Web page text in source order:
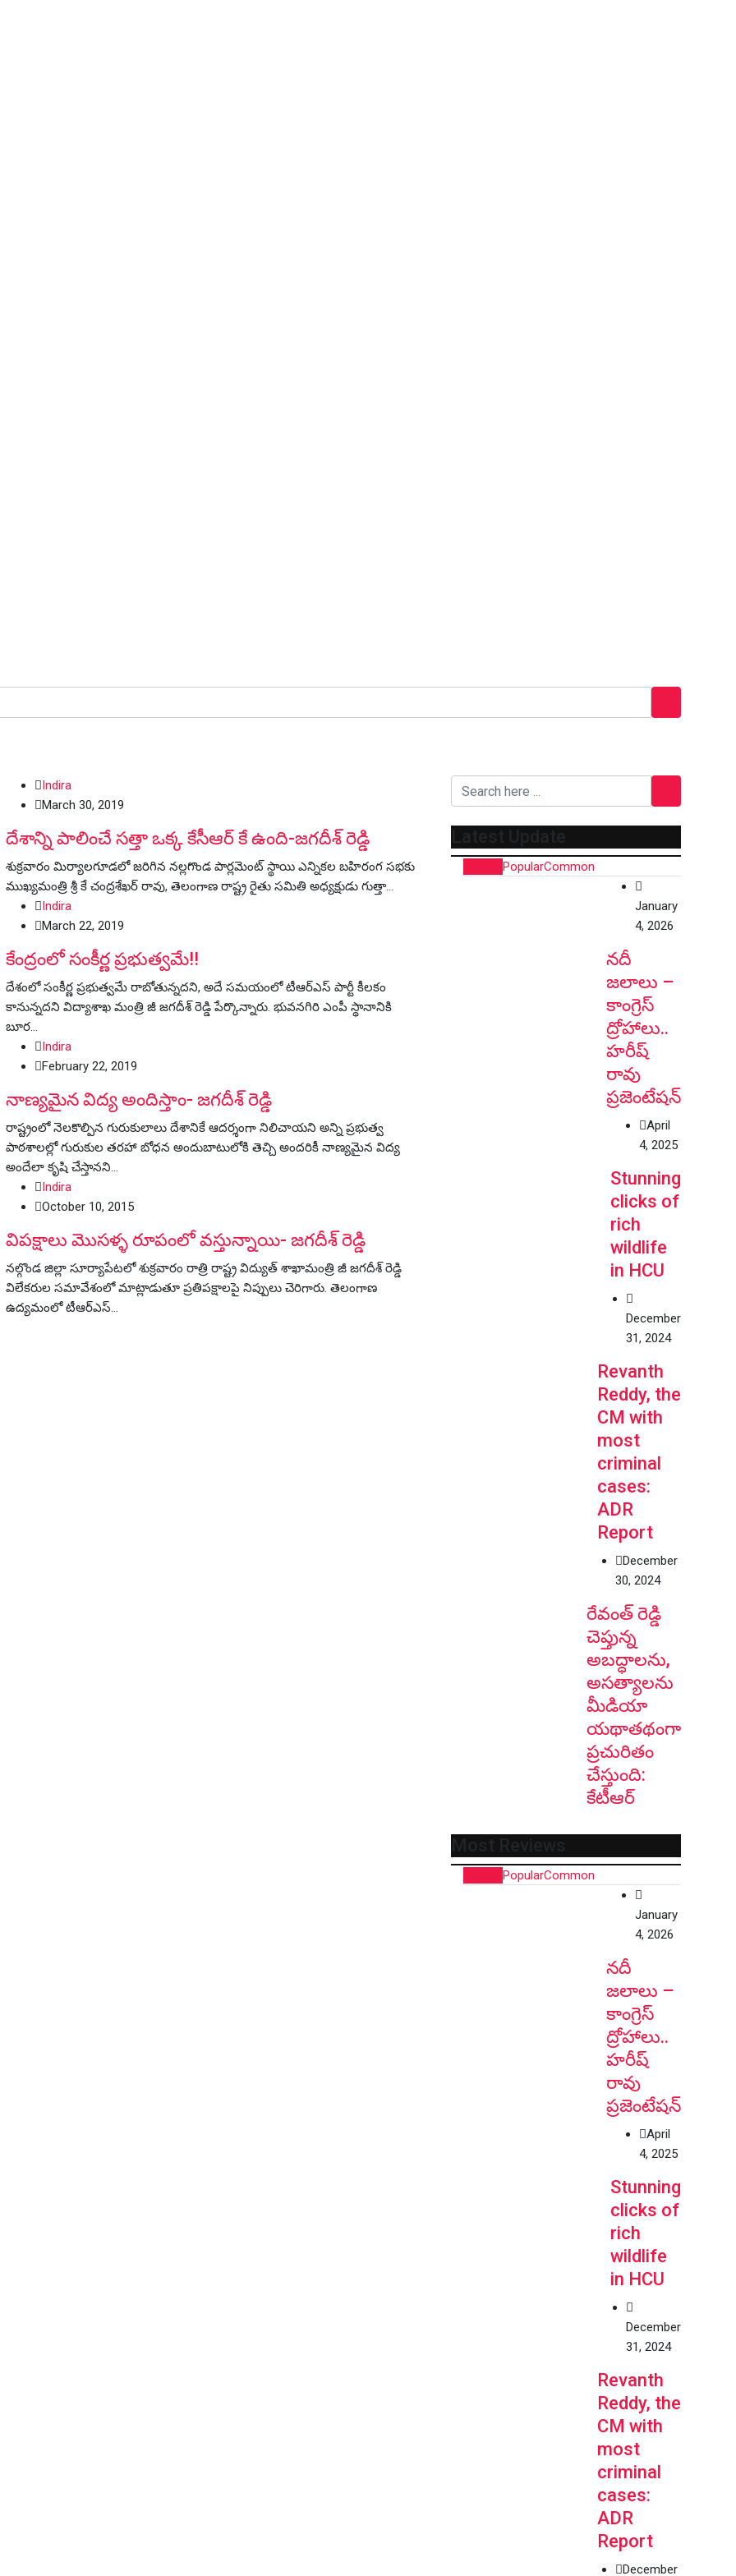
Indira
March 30, 2019
దేశాన్ని పాలించే సత్తా ఒక్క కేసీఆర్ కే ఉంది-జగదీశ్ రెడ్డి
శుక్రవారం మిర్యాలగూడలో జరిగిన నల్లగొండ పార్లమెంట్ స్థాయి ఎన్నికల బహిరంగ సభకు
ముఖ్యమంత్రి శ్రీ కే చంద్రశేఖర్ రావు, తెలంగాణ రాష్ట్ర రైతు సమితి అధ్యక్షుడు గుత్తా…
Indira
March 22, 2019
కేంద్రంలో సంకీర్ణ ప్రభుత్వమే!!
దేశంలో సంకీర్ణ ప్రభుత్వమే రాబోతున్నదని, అదే సమయంలో టీఆర్ఎస్ పార్టీ కీలకం
కానున్నదని విద్యాశాఖ మంత్రి జీ జగదీశ్ రెడ్డి పేర్కొన్నారు. భువనగిరి ఎంపీ స్థానానికి
బూర…
Indira
February 22, 2019
నాణ్యమైన విద్య అందిస్తాం- జగదీశ్ రెడ్డి
రాష్ట్రంలో నెలకొల్పిన గురుకులాలు దేశానికే ఆదర్శంగా నిలిచాయని అన్ని ప్రభుత్వ
పాఠశాలల్లో గురుకుల తరహా బోధన అందుబాటులోకి తెచ్చి అందరికీ నాణ్యమైన విద్య
అందేలా కృషి చేస్తానని…
Indira
October 10, 2015
విపక్షాలు మొసళ్ళ రూపంలో వస్తున్నాయి- జగదీశ్ రెడ్డి
నల్గొండ జిల్లా సూర్యాపేటలో శుక్రవారం రాత్రి రాష్ట్ర విద్యుత్ శాఖామంత్రి జీ జగదీశ్ రెడ్డి
విలేకరుల సమావేశంలో మాట్లాడుతూ ప్రతిపక్షాలపై నిప్పులు చెరిగారు. తెలంగాణ
ఉద్యమంలో టీఆర్ఎస్…
Latest Update
PopularCommon
January
4, 2026
నదీ
జలాలు –
కాంగ్రెస్
ద్రోహాలు..
హరీష్
రావు
ప్రజెంటేషన్
April
4, 2025
Stunning
clicks of
rich
wildlife
in HCU
December
31, 2024
Revanth
Reddy, the
CM with
most
criminal
cases:
ADR
Report
December
30, 2024
రేవంత్ రెడ్డి
చెప్తున్న
అబద్ధాలను,
అసత్యాలను
మీడియా
యథాతథంగా
ప్రచురితం
చేస్తుంది:
కేటీఆర్
Most Reviews
PopularCommon
January
4, 2026
నదీ
జలాలు –
కాంగ్రెస్
ద్రోహాలు..
హరీష్
రావు
ప్రజెంటేషన్
April
4, 2025
Stunning
clicks of
rich
wildlife
in HCU
December
31, 2024
Revanth
Reddy, the
CM with
most
criminal
cases:
ADR
Report
December